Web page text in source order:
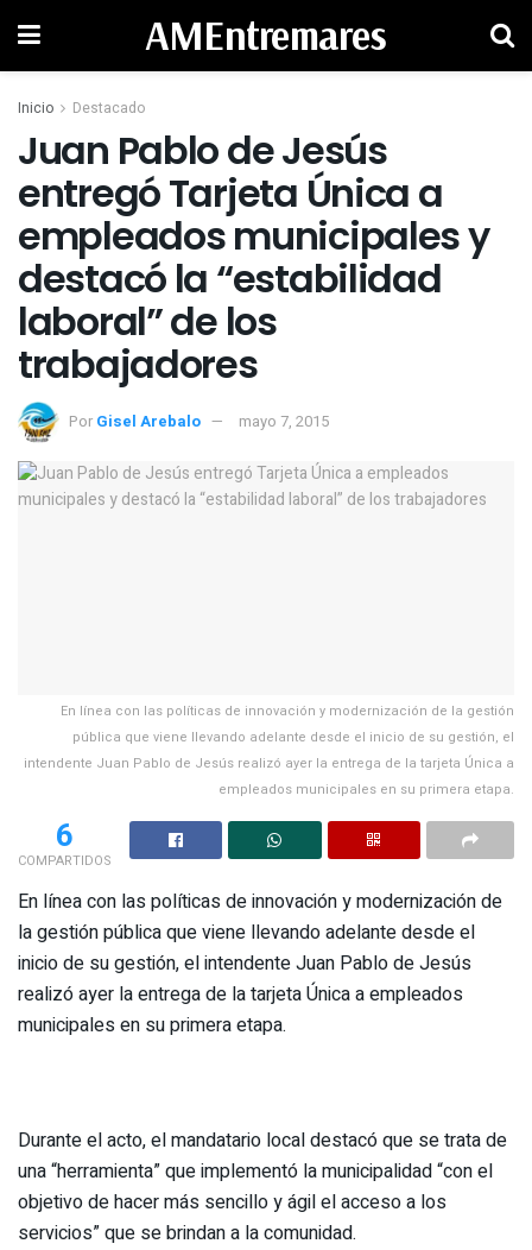
AMEntremares
Inicio Destacado
Juan Pablo de Jesús
entregó Tarjeta Única a
empleados municipales y
destacó la “estabilidad
laboral” de los
trabajadores
Por Gisel Arebalo mayo 7, 2015
En línea con las políticas de innovación y modernización de la gestión
pública que viene llevando adelante desde el inicio de su gestión, el
intendente Juan Pablo de Jesús realizó ayer la entrega de la tarjeta Única a
empleados municipales en su primera etapa.
6
COMPARTIDOS
En línea con las políticas de innovación y modernización de
la gestión pública que viene llevando adelante desde el
inicio de su gestión, el intendente Juan Pablo de Jesús
realizó ayer la entrega de la tarjeta Única a empleados
municipales en su primera etapa.
Durante el acto, el mandatario local destacó que se trata de
una “herramienta” que implementó la municipalidad “con el
objetivo de hacer más sencillo y ágil el acceso a los
servicios” que se brindan a la comunidad.